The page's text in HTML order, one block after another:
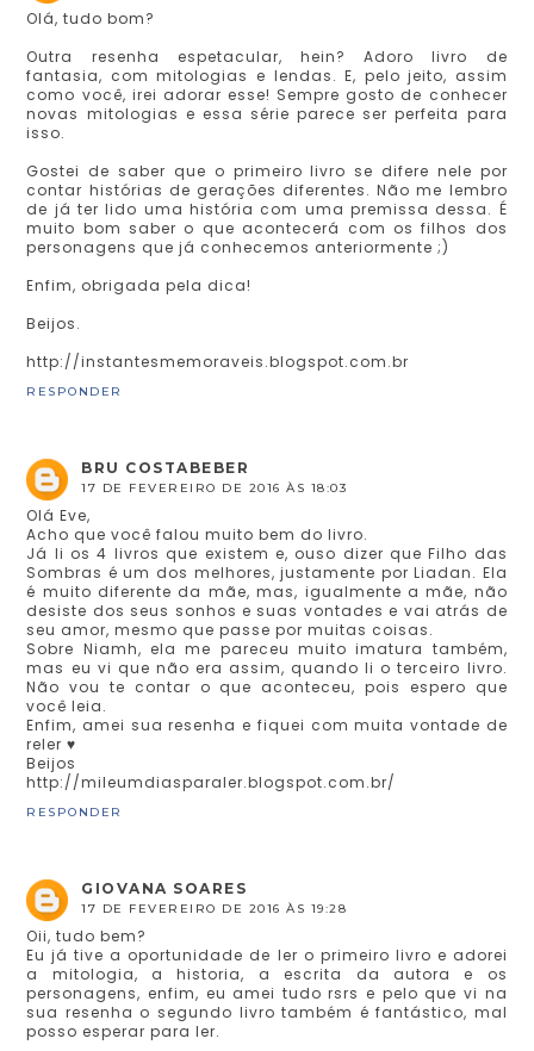
Olá, tudo bom?
Outra resenha espetacular, hein? Adoro livro de
fantasia, com mitologias e lendas. E, pelo jeito, assim
como você, irei adorar esse! Sempre gosto de conhecer
novas mitologias e essa série parece ser perfeita para
isso.
Gostei de saber que o primeiro livro se difere nele por
contar histórias de gerações diferentes. Não me lembro
de já ter lido uma história com uma premissa dessa. É
muito bom saber o que acontecerá com os filhos dos
personagens que já conhecemos anteriormente ;)
Enfim, obrigada pela dica!
Beijos.
http://instantesmemoraveis.blogspot.com.br
RESPONDER
BRU COSTABEBER
17 DE FEVEREIRO DE 2016 ÀS 18:03
Olá Eve,
Acho que você falou muito bem do livro.
Já li os 4 livros que existem e, ouso dizer que Filho das
Sombras é um dos melhores, justamente por Liadan. Ela
é muito diferente da mãe, mas, igualmente a mãe, não
desiste dos seus sonhos e suas vontades e vai atrás de
seu amor, mesmo que passe por muitas coisas.
Sobre Niamh, ela me pareceu muito imatura também,
mas eu vi que não era assim, quando li o terceiro livro.
Não vou te contar o que aconteceu, pois espero que
você leia.
Enfim, amei sua resenha e fiquei com muita vontade de
reler ♥
Beijos
http://mileumdiasparaler.blogspot.com.br/
RESPONDER
GIOVANA SOARES
17 DE FEVEREIRO DE 2016 ÀS 19:28
Oii, tudo bem?
Eu já tive a oportunidade de ler o primeiro livro e adorei
a mitologia, a historia, a escrita da autora e os
personagens, enfim, eu amei tudo rsrs e pelo que vi na
sua resenha o segundo livro também é fantástico, mal
posso esperar para ler.